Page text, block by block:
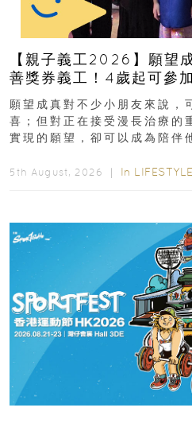
【親子義工2026】願望
善獎券義工！4歲起可參
新界
願望成真對不少小朋友來說，
喜；但對正在接受漫長治療的
實現的願望，卻可以成為陪伴
5th August, 2026 ｜ In LIFESTYLE